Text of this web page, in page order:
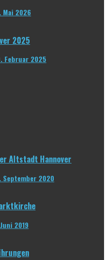
Mai 2026
2025
Februar 2025
Altstadt Hannover
September 2020
2019